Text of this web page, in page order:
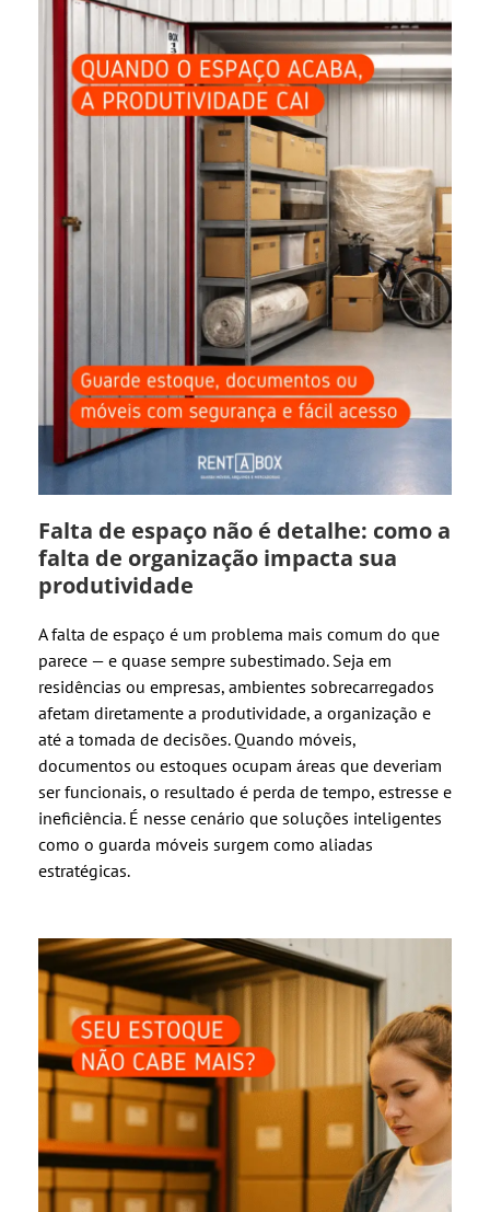
Falta de espaço não é detalhe: como a
falta de organização impacta sua
produtividade
A falta de espaço é um problema mais comum do que
parece — e quase sempre subestimado. Seja em
residências ou empresas, ambientes sobrecarregados
afetam diretamente a produtividade, a organização e
até a tomada de decisões. Quando móveis,
documentos ou estoques ocupam áreas que deveriam
ser funcionais, o resultado é perda de tempo, estresse e
ineficiência. É nesse cenário que soluções inteligentes
como o guarda móveis surgem como aliadas
estratégicas.